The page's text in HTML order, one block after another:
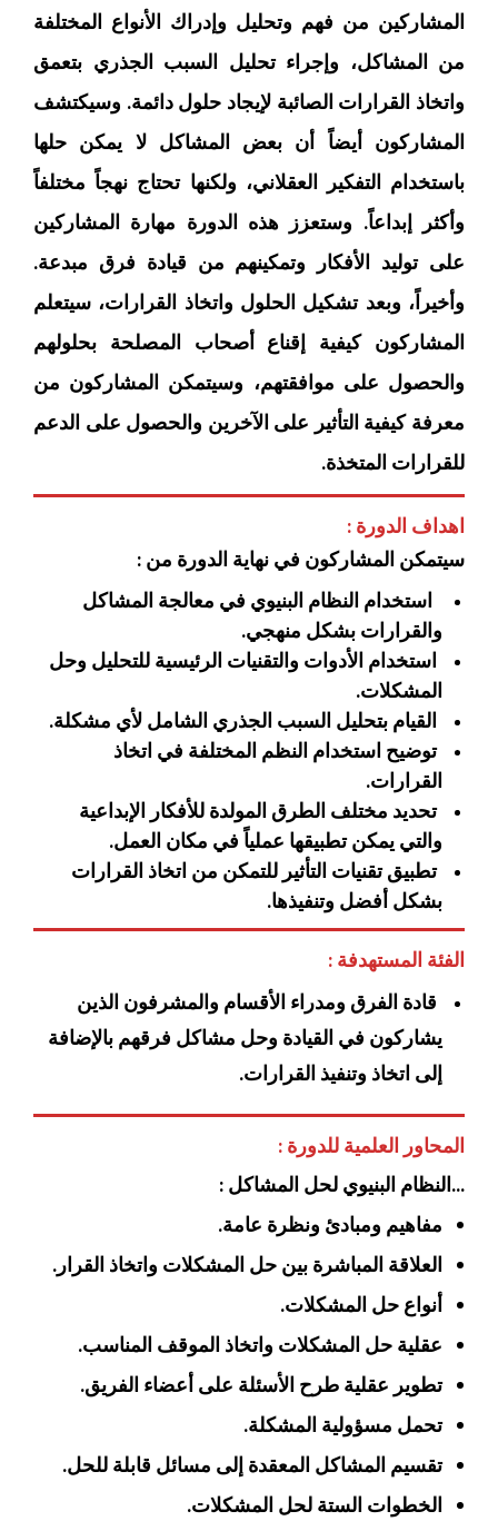
المشاركين من فهم وتحليل وإدراك الأنواع المختلفة
من المشاكل، وإجراء تحليل السبب الجذري بتعمق
واتخاذ القرارات الصائبة لإيجاد حلول دائمة. وسيكتشف
المشاركون أيضاً أن بعض المشاكل لا يمكن حلها
باستخدام التفكير العقلاني، ولكنها تحتاج نهجاً مختلفاً
وأكثر إبداعاً. وستعزز هذه الدورة مهارة المشاركين
على توليد الأفكار وتمكينهم من قيادة فرق مبدعة.
وأخيراً، وبعد تشكيل الحلول واتخاذ القرارات، سيتعلم
المشاركون كيفية إقناع أصحاب المصلحة بحلولهم
والحصول على موافقتهم، وسيتمكن المشاركون من
معرفة كيفية التأثير على الآخرين والحصول على الدعم
للقرارات المتخذة.
اهداف الدورة :
سيتمكن المشاركون في نهاية الدورة من :
‏ استخدام النظام البنيوي في معالجة المشاكل
والقرارات بشكل منهجي.
استخدام الأدوات والتقنيات الرئيسية للتحليل وحل
المشكلات.
القيام بتحليل السبب الجذري الشامل لأي مشكلة.
توضيح استخدام النظم المختلفة في اتخاذ
القرارات.
تحديد مختلف الطرق المولدة للأفكار الإبداعية
والتي يمكن تطبيقها عملياً في مكان العمل.
تطبيق تقنيات التأثير للتمكن من اتخاذ القرارات
بشكل أفضل وتنفيذها.
الفئة المستهدفة :
قادة الفرق ومدراء الأقسام والمشرفون الذين
يشاركون في القيادة وحل مشاكل فرقهم بالإضافة
إلى اتخاذ وتنفيذ القرارات.
المحاور العلمية للدورة :
…النظام البنيوي لحل المشاكل :
مفاهيم ومبادئ ونظرة عامة.
العلاقة المباشرة بين حل المشكلات واتخاذ القرار.
أنواع حل المشكلات.
عقلية حل المشكلات واتخاذ الموقف المناسب.
تطوير عقلية طرح الأسئلة على أعضاء الفريق.
تحمل مسؤولية المشكلة.
تقسيم المشاكل المعقدة إلى مسائل قابلة للحل.
الخطوات الستة لحل المشكلات.